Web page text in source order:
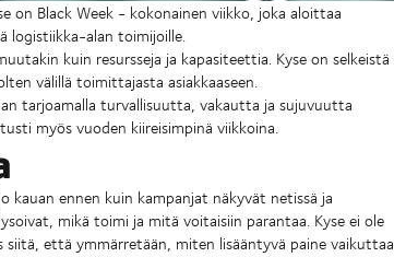
on Black Week - kokonainen viikko, joka aloittaa
logistiikka-alan toimijoille.
kuin resursseja ja kapasiteettia. Kyse on selkeistä
välillä toimittajasta asiakkaaseen.
tarjoamalla turvallisuutta, vakautta ja sujuvuutta
myös vuoden kiireisimpinä viikkoina.
kauan ennen kuin kampanjat näkyvät netissä ja
mikä toimi ja mitä voitaisiin parantaa. Kyse ei ole
että ymmärretään, miten lisääntyvä paine vaikuttaa